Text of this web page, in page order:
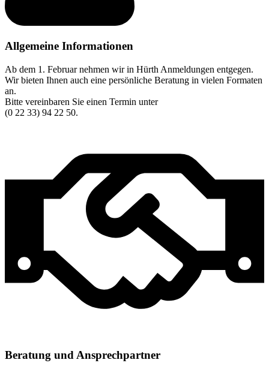
Allgemeine Informationen
Ab dem 1. Februar nehmen wir in Hürth Anmeldungen entgegen.
Wir bieten Ihnen auch eine persönliche Beratung in vielen Formaten
an.
Bitte vereinbaren Sie einen Termin unter
(0 22 33) 94 22 50.
Beratung und Ansprechpartner